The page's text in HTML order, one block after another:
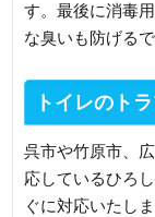
す。最後に消毒
な臭いも防げるで
トイレのト
呉市や竹原市、
応しているひろ
ぐに対応いたし